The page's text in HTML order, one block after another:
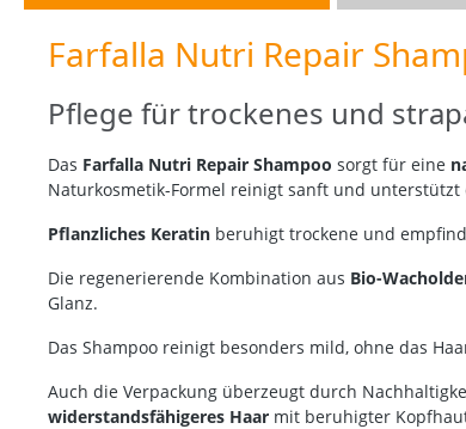
Farfalla Nutri Repair
Pflege für trockenes und
Das Farfalla Nutri Repair Shampoo sorgt für eine
Naturkosmetik-Formel reinigt sanft und
Pflanzliches Keratin beruhigt trockene und
Die regenerierende Kombination aus Bio-
Glanz.
Das Shampoo reinigt besonders mild, ohne das
Auch die Verpackung überzeugt durch
widerstandsfähigeres Haar mit beruhigter